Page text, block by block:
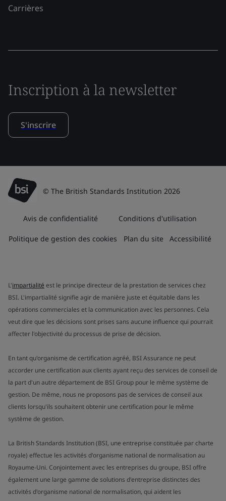
Carrières
Inscription à la newsletter
S'inscrire
© The British Standards Institution 2026
Avis de confidentialité Conditions d'utilisation
Politique de gestion des cookies Plan du site Accessibilité
L'impartialité est le principe directeur de la prestation de services chez
BSI. L'impartialité signifie agir de manière juste et équitable dans les
opérations commerciales et la communication avec les personnes. Cela
veut dire que les décisions sont prises sans aucune influence qui pourrait
affecter l'objectivité du processus de prise de décision.
En tant qu'organisme de certification agréé, BSI Assurance ne peut
accorder une certification aux clients ayant reçu des services de conseil de
la part d'un autre département de BSI Group pour le même système de
gestion. De même, nous ne proposons pas de services de conseil aux
clients lorsqu'ils souhaitent obtenir une certification pour le même
système de gestion.
La British Standards Institution (BSI, une entreprise constituée par charte
royale) effectue les activités d'organisme national de normalisation au
Royaume-Uni. Conjointement avec les entreprises du groupe, BSI offre
également une large gamme de solutions d'entreprise distinctes des
activités d'organisme national de normalisation, qui aident les